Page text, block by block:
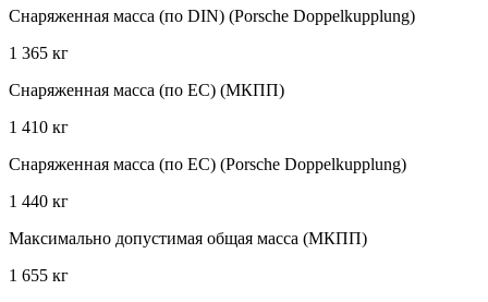
Снаряженная масса (по DIN) (Porsche Doppelkupplung)
1 365 кг
Снаряженная масса (по EC) (МКПП)
1 410 кг
Снаряженная масса (по EC) (Porsche Doppelkupplung)
1 440 кг
Максимально допустимая общая масса (МКПП)
1 655 кг